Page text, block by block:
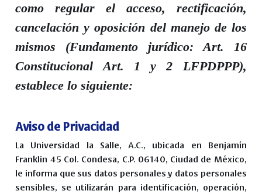
como regular el acceso, rectificación,
cancelación y oposición del manejo de los
mismos (Fundamento jurídico: Art. 16
Constitucional Art. 1 y 2 LFPDPPP),
establece lo siguiente:
Aviso de Privacidad
La Universidad la Salle, A.C., ubicada en Benjamín
Franklin 45 Col. Condesa, C.P. 06140, Ciudad de México,
le informa que sus datos personales y datos personales
sensibles, se utilizarán para identificación, operación,